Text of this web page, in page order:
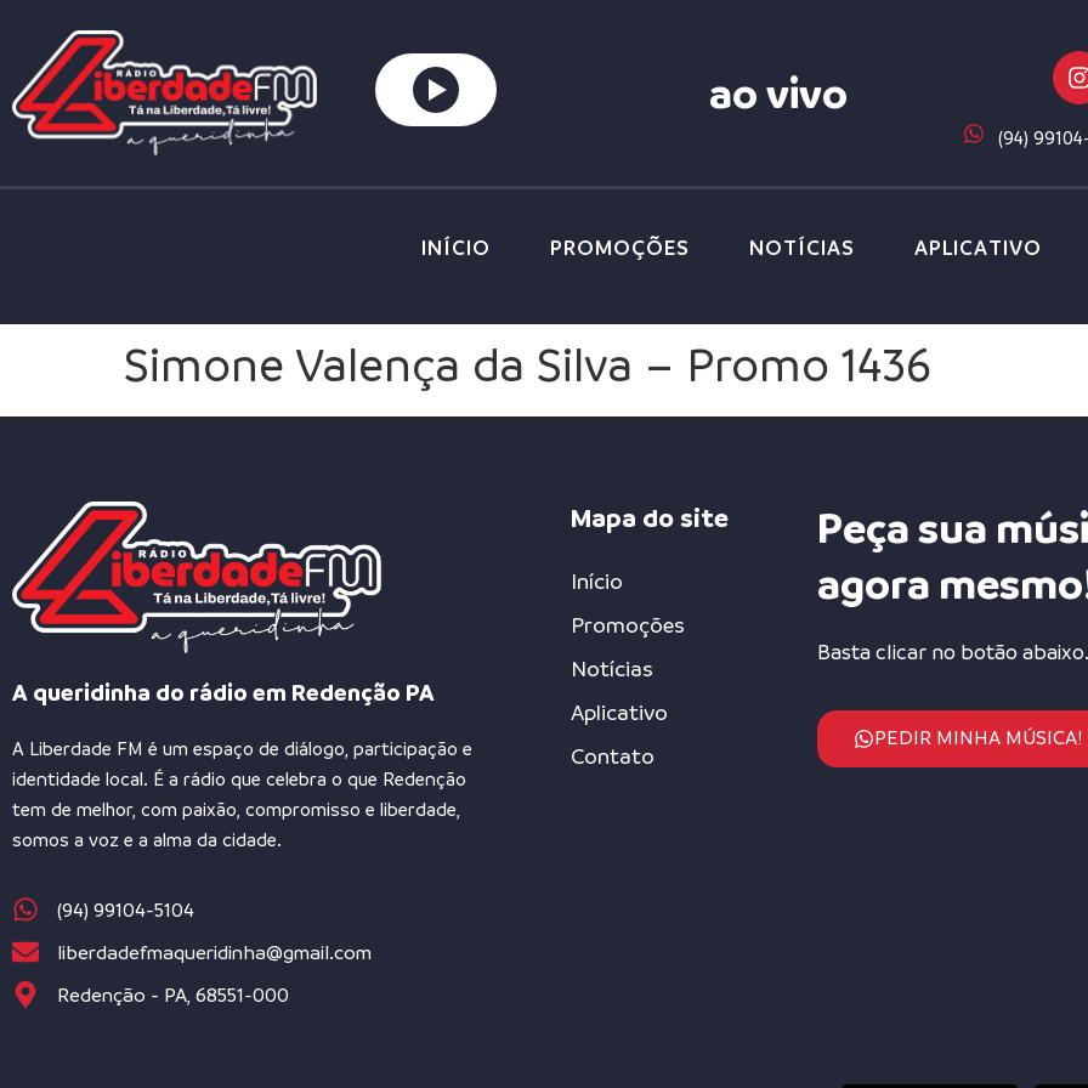
ao vivo
(94)
INÍCIO PROMOÇÕES NOTÍCIAS APLICATIVO
Simone Valença da Silva – Promo 1436
A queridinha do rádio em Redenção PA
A Liberdade FM é um espaço de diálogo, participação e
identidade local. É a rádio que celebra o que Redenção
tem de melhor, com paixão, compromisso e liberdade,
somos a voz e a alma da cidade.
(94) 99104-5104
liberdadefmaqueridinha@gmail.com
Redenção - PA, 68551-000
Mapa do site
Início
Promoções
Notícias
Aplicativo
Contato
Peça sua
agora
Basta clicar no botão abaixo.
PEDIR MINHA MÚSICA!